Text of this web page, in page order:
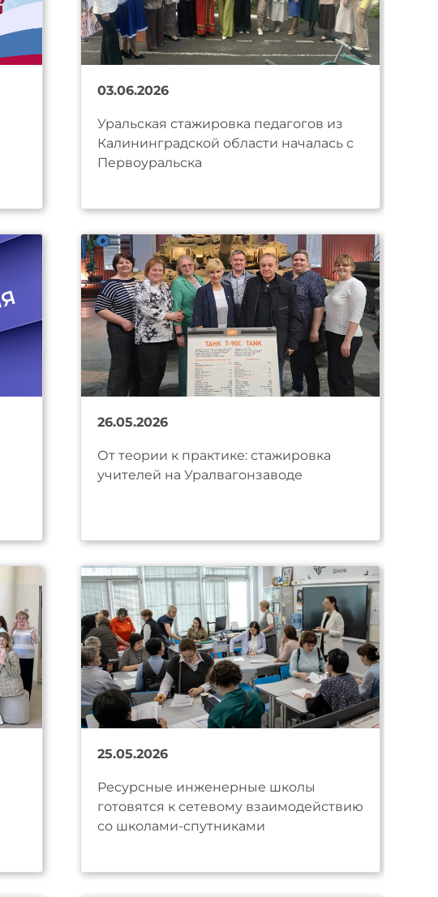
03.06.2026
Уральская стажировка педагогов из
Калининградской области началась с
Первоуральска
26.05.2026
От теории к практике: стажировка
учителей на Уралвагонзаводе
25.05.2026
Ресурсные инженерные школы
готовятся к сетевому взаимодействию
со школами-спутниками